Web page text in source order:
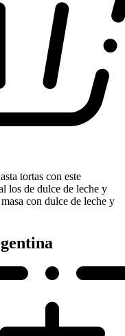
tortas con este
los de dulce de leche y
con dulce de leche y